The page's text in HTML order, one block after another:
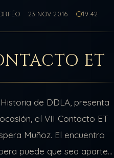
23 NOV 2016 19:42
ET
de DDLA, presenta
el VII Contacto ET
Muñoz. El encuentro
puede que sea aparte